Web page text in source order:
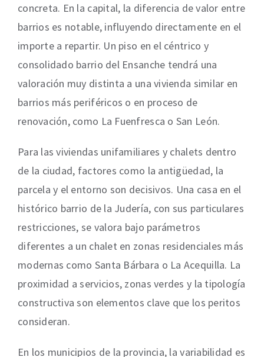
concreta. En la capital, la diferencia de valor entre
barrios es notable, influyendo directamente en el
importe a repartir. Un piso en el céntrico y
consolidado barrio del Ensanche tendrá una
valoración muy distinta a una vivienda similar en
barrios más periféricos o en proceso de
renovación, como La Fuenfresca o San León.
Para las viviendas unifamiliares y chalets dentro
de la ciudad, factores como la antigüedad, la
parcela y el entorno son decisivos. Una casa en el
histórico barrio de la Judería, con sus particulares
restricciones, se valora bajo parámetros
diferentes a un chalet en zonas residenciales más
modernas como Santa Bárbara o La Acequilla. La
proximidad a servicios, zonas verdes y la tipología
constructiva son elementos clave que los peritos
consideran.
En los municipios de la provincia, la variabilidad es